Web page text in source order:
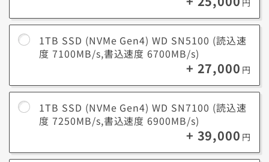
約10年前の平均的なゲームサイズは10GB～20GBでしたが、映像描写や
ゲーム性の進化により、最近では約200GB近い容量のゲームも存在しま
す。
環境の進化に合わせて、最適な容量のSSDを選びましょう。
データ容量についての参考情報はこちらです。
最新3D
ゲーム
最近のゲームタイトルでは1本あたり60GB～200GBを
超える容量が必要です。
フルHD動画(1080p HD/30fps)1分あたり約60MB、4K
動画(4K/60fps)1分あたり約400MBが必要です。例え
1TB SSD (NVMe Gen4) WD SN5100 (読込速
度 7100MB/s,書込速度 6700MB/s)
+ 27,000 円
1TB SSD (NVMe Gen4) WD SN7100 (読込速
度 7250MB/s,書込速度 6900MB/s)
+ 39,000 円